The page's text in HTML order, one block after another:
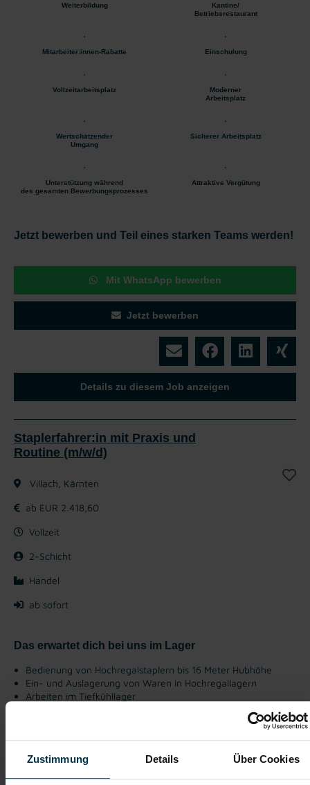
Zustimmung Details Über Cookies
Weiterbildung
Kantine/
Betriebsrestaurant
Mitarbeiter:innen-Rabatte Einschulung
Vollzeitarbeitsplatz
Moderner
Arbeitsplatz
Wertschätzender
Umgang
Sicherer Arbeitsplatz
Unterstützung während
des gesamten Bewerbungsprozesses
Attraktive Vergütung
Jetzt bewerben und Teil eines starken Teams werden!
Mit WhatsApp bewerben
Jetzt bewerben
Details zu diesem Job anzeigen
Staplerfahrer:in mit Praxis und
Routine (m/w/d)
Villach, Kärnten
ab EUR 2.418,60
Vollzeit
2-Schicht
Handel
ab sofort
Das erwartet dich bei uns im Lager
Bedienung von Hochregalstaplern bis 16 Meter Hubhöhe
Ein- und Auslagerung von Waren in Hochregallagern
Arbeiten im Tiefkühllager